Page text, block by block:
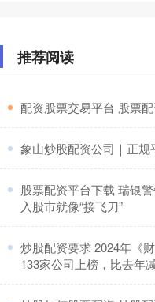
推荐阅读
配资股票交易平台 股票
象山炒股配资公司｜正规
股票配资平台下载 瑞银
入股市就像“接飞刀”
炒股配资要求 2024年《
133家公司上榜，比去年